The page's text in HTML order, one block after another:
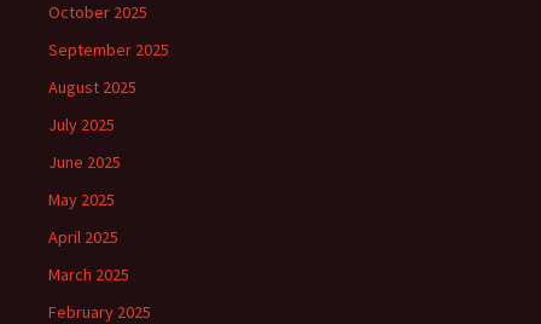
October 2025
September 2025
August 2025
July 2025
June 2025
May 2025
April 2025
March 2025
February 2025